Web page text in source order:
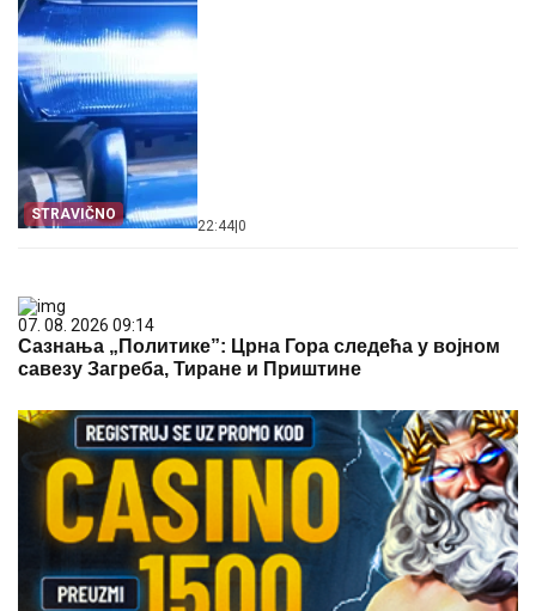
STRAVIČNO
22:44 0
07. 08. 2026 09:14
Сазнања „Политике”: Црна Гора следећа у војном
савезу Загреба, Тиране и Приштине